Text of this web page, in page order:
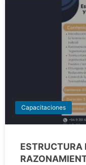
Capacitaciones
ESTRUCTURA